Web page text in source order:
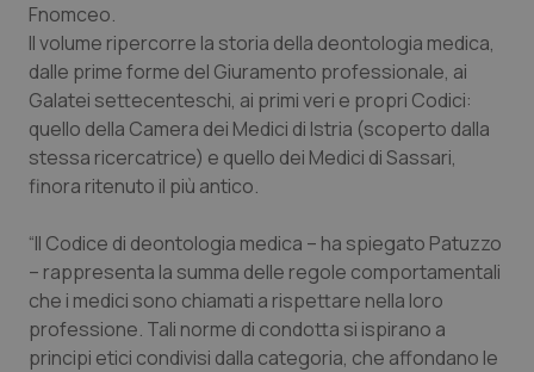
Emilia-Romagna
Friuli Venezia Giulia
Lazio
Lombardia
Marche
Colesterolo & coronaropatie
Dermatite Atopica
Diabete & glucometri
Dolore
Donna & Salute
Fnomceo.
Il volume ripercorre la storia della deontologia medica,
dalle prime forme del Giuramento professionale, ai
Galatei settecenteschi, ai primi veri e propri Codici:
quello della Camera dei Medici di Istria (scoperto dalla
stessa ricercatrice) e quello dei Medici di Sassari,
finora ritenuto il più antico.
“Il Codice di deontologia medica – ha spiegato Patuzzo
– rappresenta la summa delle regole comportamentali
che i medici sono chiamati a rispettare nella loro
professione. Tali norme di condotta si ispirano a
principi etici condivisi dalla categoria, che affondano le